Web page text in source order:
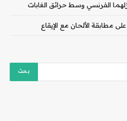
الفرنسي وسط حرائق الغابات